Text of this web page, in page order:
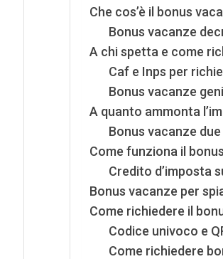
Che cos’è il bonus
Bonus vacanze
A chi spetta e come
Caf e Inps per
Bonus vacanze
A quanto ammonta
Bonus vacanze
Come funziona il
Credito d’imposta
Bonus vacanze per
Come richiedere il
Codice univoco e
Come richiedere